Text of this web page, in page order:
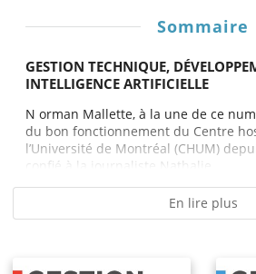
Sommaire
GESTION TECHNIQUE,
INTELLIGENCE ARTIFICIELLE
N orman Mallette, à la une de ce
du bon fonctionnement du Centre
l’Université de Montréal (CHUM)
confié à la journaliste Nathalie...
En lire plus